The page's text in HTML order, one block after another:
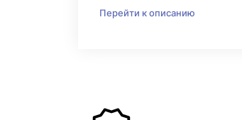
Перейти к описанию